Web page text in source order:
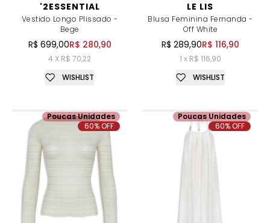
'2ESSENTIAL
Vestido Longo Plissado -
Bege
R$ 699,00R$ 280,90
4 X R$ 70,22
WISHLIST
LE LIS
Blusa Feminina Fernanda -
Off White
R$ 289,90R$ 116,90
1 x R$ 116,90
WISHLIST
Poucas Unidades
60% OFF
Poucas Unidades
60% OFF